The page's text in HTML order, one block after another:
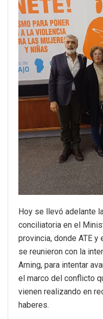
Hoy se llevó adelante
conciliatoria en el
provincia, donde ATE
se reunieron con la
Arning, para intentar
el marco del conflicto
vienen realizando en
haberes.